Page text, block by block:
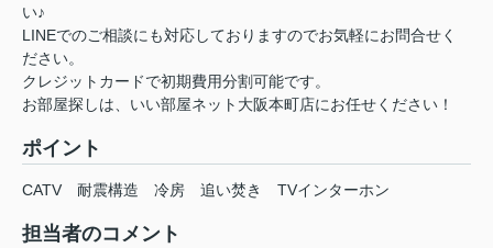
い♪
LINEでのご相談にも対応しておりますのでお気軽にお問合せく
ださい。
クレジットカードで初期費用分割可能です。
お部屋探しは、いい部屋ネット大阪本町店にお任せください！
ポイント
CATV 耐震構造 冷房 追い焚き TVインターホン
担当者のコメント